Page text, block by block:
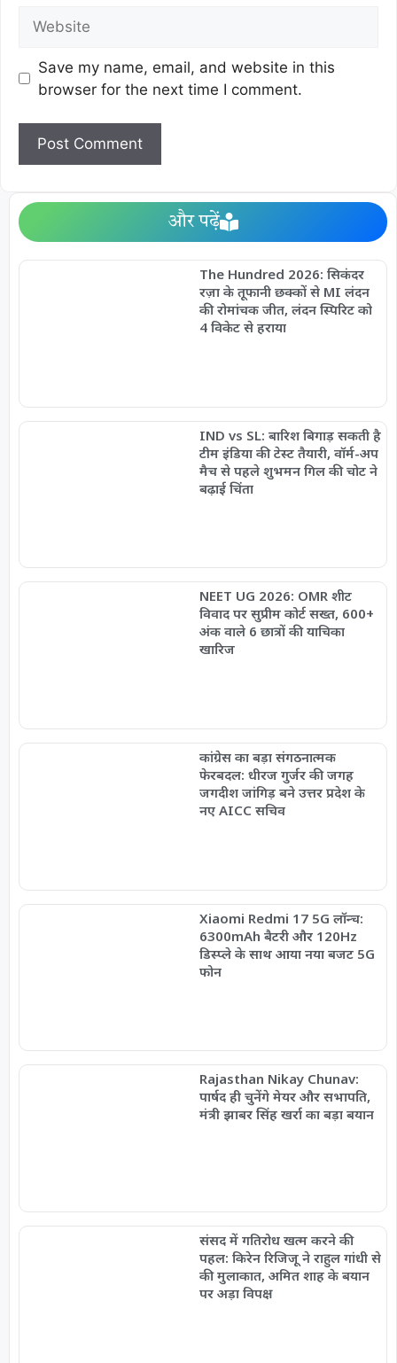
Save my name, email, and website in this
browser for the next time I comment.
और पढ़ें
The Hundred 2026: सिकंदर
रज़ा के तूफानी छक्कों से MI लंदन
की रोमांचक जीत, लंदन स्पिरिट को
4 विकेट से हराया
IND vs SL: बारिश बिगाड़ सकती है
टीम इंडिया की टेस्ट तैयारी, वॉर्म-अप
मैच से पहले शुभमन गिल की चोट ने
बढ़ाई चिंता
NEET UG 2026: OMR शीट
विवाद पर सुप्रीम कोर्ट सख्त, 600+
अंक वाले 6 छात्रों की याचिका
खारिज
कांग्रेस का बड़ा संगठनात्मक
फेरबदल: धीरज गुर्जर की जगह
जगदीश जांगिड़ बने उत्तर प्रदेश के
नए AICC सचिव
Xiaomi Redmi 17 5G लॉन्च:
6300mAh बैटरी और 120Hz
डिस्प्ले के साथ आया नया बजट 5G
फोन
Rajasthan Nikay Chunav:
पार्षद ही चुनेंगे मेयर और सभापति,
मंत्री झाबर सिंह खर्रा का बड़ा बयान
संसद में गतिरोध खत्म करने की
पहल: किरेन रिजिजू ने राहुल गांधी से
की मुलाकात, अमित शाह के बयान
पर अड़ा विपक्ष